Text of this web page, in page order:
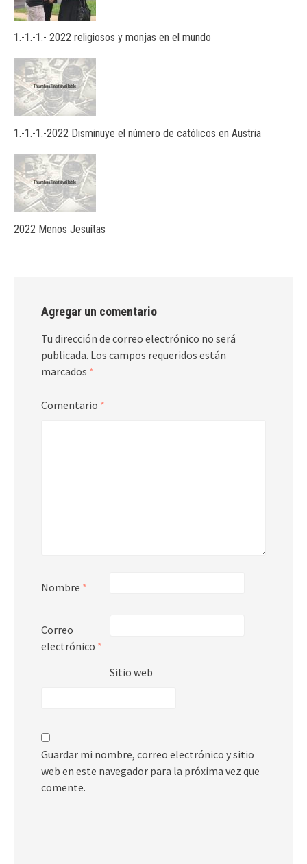
1.-1.-1.- 2022 religiosos y monjas en el mundo
1.-1.-1.-2022 Disminuye el número de católicos en Austria
2022 Menos Jesuítas
Agregar un comentario
Tu dirección de correo electrónico no será
publicada. Los campos requeridos están
marcados *
Comentario *
Nombre *
Correo
electrónico *
Sitio web
Guardar mi nombre, correo electrónico y sitio
web en este navegador para la próxima vez que
comente.